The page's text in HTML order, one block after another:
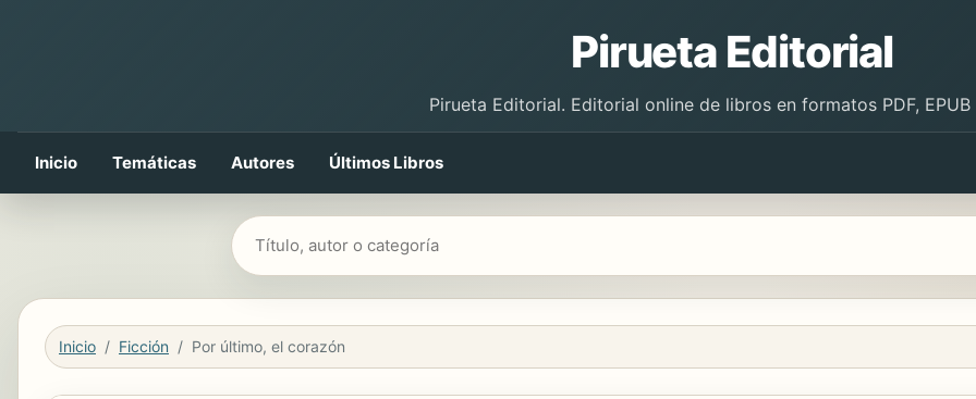
Pirueta Editorial
Pirueta Editorial. Editorial online de libros en formatos PDF, EPUB
Inicio Temáticas Autores Últimos Libros
Buscar libros
Inicio Ficción Por último, el corazón